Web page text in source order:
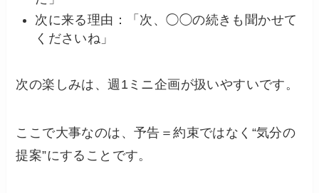
次に来る理由：「次、◯◯の続きも聞かせて
くださいね」
次の楽しみは、週1ミニ企画が扱いやすいです。
ここで大事なのは、予告＝約束ではなく“気分の
提案”にすることです。